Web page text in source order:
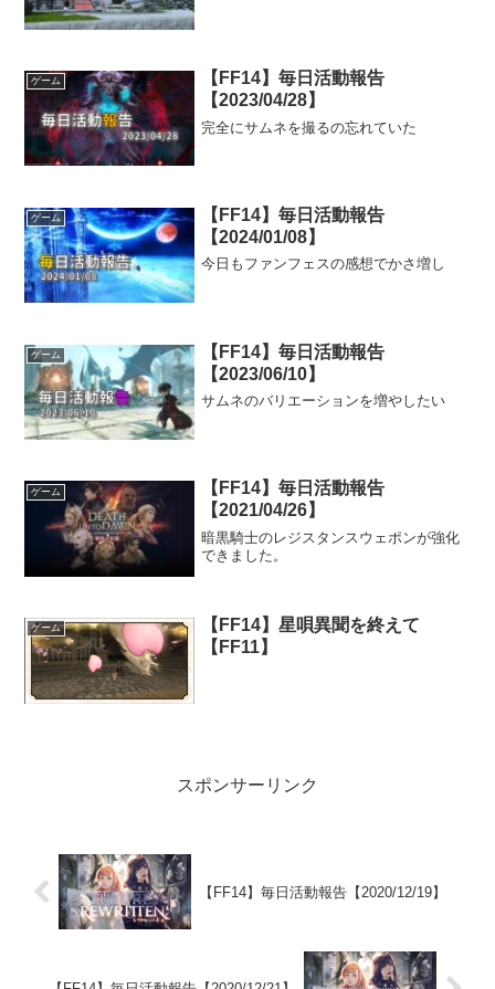
ゲーム
【FF14】毎日活動報告
【2023/04/28】
完全にサムネを撮るの忘れていた
ゲーム
【FF14】毎日活動報告
【2024/01/08】
今日もファンフェスの感想でかさ増し
ゲーム
【FF14】毎日活動報告
【2023/06/10】
サムネのバリエーションを増やしたい
ゲーム
【FF14】毎日活動報告
【2021/04/26】
暗黒騎士のレジスタンスウェポンが強化
できました。
ゲーム
【FF14】星唄異聞を終えて
【FF11】
スポンサーリンク
【FF14】毎日活動報告【2020/12/19】